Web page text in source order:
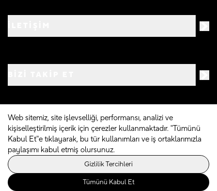
©2026 Crocs.com.tr • Tüm hakları saklıdır
Powered By
Web sitemiz, site işlevselliği, performansı, analizi ve
kişiselleştirilmiş içerik için çerezler kullanmaktadır. "Tümünü
Kabul Et"e tıklayarak, bu tür kullanımları ve iş ortaklarımızla
paylaşımı kabul etmiş olursunuz.
Gizlilik Tercihleri
Tümünü Kabul Et